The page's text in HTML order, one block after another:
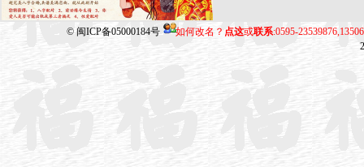
© 闽ICP备05000184号 如何改名？ 点这或联系:0595-